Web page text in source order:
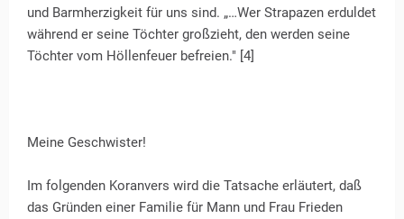
und Barmherzigkeit für uns sind. „…Wer Strapazen erduldet
während er seine Töchter großzieht, den werden seine
Töchter vom Höllenfeuer befreien." [4]
Meine Geschwister!
Im folgenden Koranvers wird die Tatsache erläutert, daß
das Gründen einer Familie für Mann und Frau Frieden